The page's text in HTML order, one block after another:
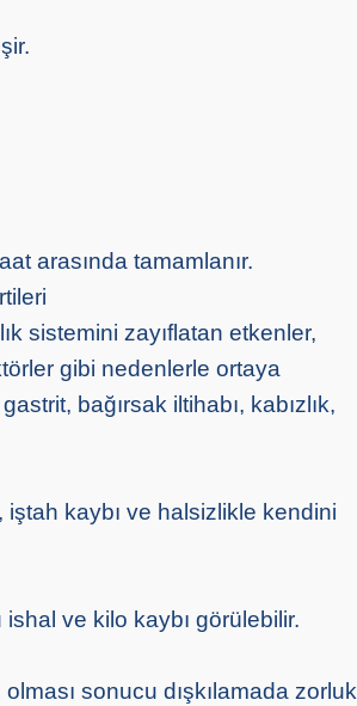
arasında tamamlanır.
sistemini zayıflatan etkenler,
gibi nedenlerle ortaya
bağırsak iltihabı, kabızlık,
iştah kaybı ve halsizlikle kendini
ve kilo kaybı görülebilir.
sonucu dışkılamada zorluk